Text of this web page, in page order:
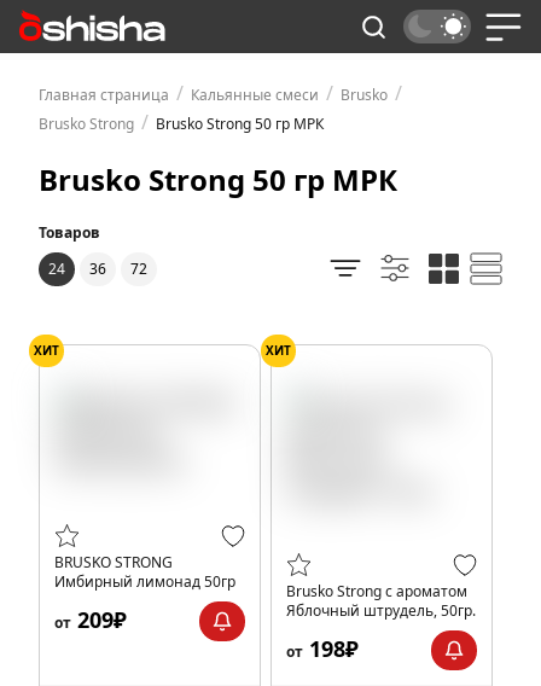
Главная страница / Кальянные смеси / Brusko /
Brusko Strong / Brusko Strong 50 гр МРК
Brusko Strong 50 гр МРК
Товаров
24
36 72
ХИТ
BRUSKO STRONG
Имбирный лимонад 50гр
от 209₽
ХИТ
Brusko Strong с ароматом
Яблочный штрудель, 50гр.
от 198₽